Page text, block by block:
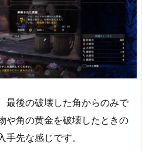
最後の破壊した角からのみで
や角の黄金を破壊したときの
先な感じです。